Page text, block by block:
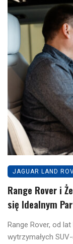
JAGUAR LAND
Range Rover i
się Idealnym
Range Rover, od
wytrzymałych